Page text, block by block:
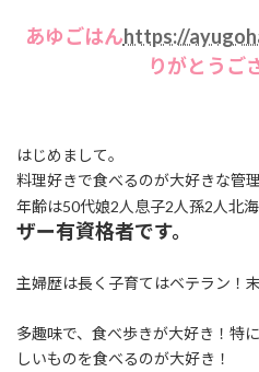
あゆごはんhttps://
りがとうご
はじめまして。
料理好きで食べるのが大好きな管
年齢は50代娘2人息子2人孫2人北
ザー有資格者です。
主婦歴は長く子育てはベテラン！
多趣味で、食べ歩きが大好き！特
しいものを食べるのが大好き！